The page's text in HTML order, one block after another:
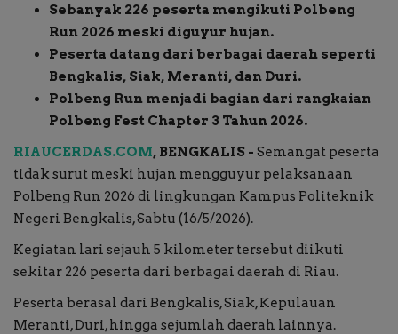
Alam Raya
Galeri Foto
Sebanyak 226 peserta mengikuti Polbeng
Run 2026 meski diguyur hujan.
Peserta datang dari berbagai daerah seperti
Bengkalis, Siak, Meranti, dan Duri.
Polbeng Run menjadi bagian dari rangkaian
Polbeng Fest Chapter 3 Tahun 2026.
RIAUCERDAS.COM, BENGKALIS - Semangat peserta
tidak surut meski hujan mengguyur pelaksanaan
Polbeng Run 2026 di lingkungan Kampus Politeknik
Negeri Bengkalis, Sabtu (16/5/2026).
Kegiatan lari sejauh 5 kilometer tersebut diikuti
sekitar 226 peserta dari berbagai daerah di Riau.
Peserta berasal dari Bengkalis, Siak, Kepulauan
Meranti, Duri, hingga sejumlah daerah lainnya.